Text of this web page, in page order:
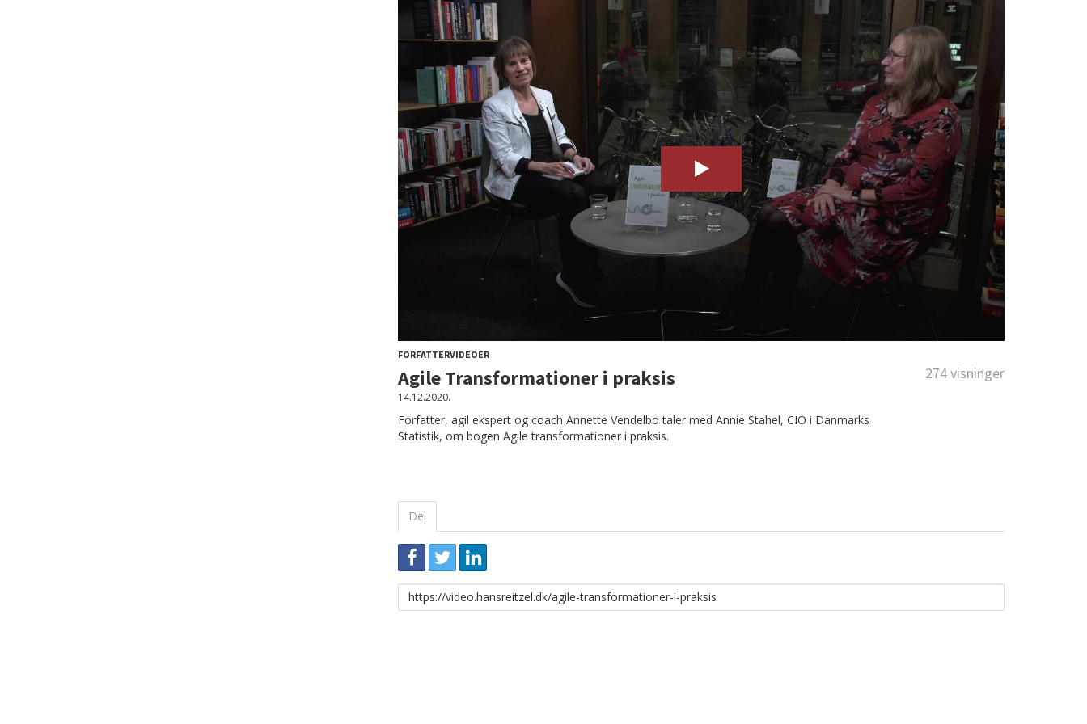
FORFATTERVIDEOER
Agile Transformationer i praksis 274 visninger
14.12.2020.
Forfatter, agil ekspert og coach Annette Vendelbo taler med Annie Stahel, CIO i Danmarks
Statistik, om bogen Agile transformationer i praksis.
Del
Link
til